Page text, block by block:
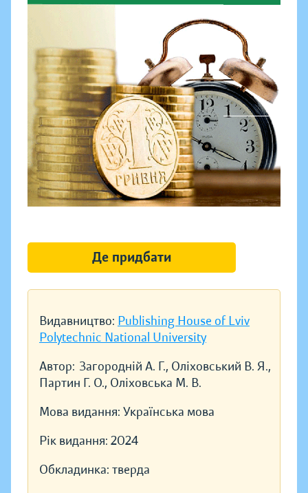
Видавництво: Publishing House of Lviv
Polytechnic National University
Автор: Загородній А. Г., Оліховський В. Я.,
Партин Г. О., Оліховська М. В.
Мова видання: Українська мова
Рік видання: 2024
Обкладинка: тверда
Де придбати